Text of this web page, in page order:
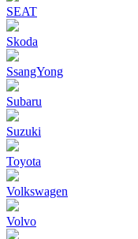
SEAT
Skoda
SsangYong
Subaru
Suzuki
Toyota
Volkswagen
Volvo